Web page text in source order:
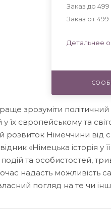
Заказ до 499
Заказ от 499
Детальнее
зрозуміти політичний
їх європейському та
розвиток Німеччини від
«Німецька історія у
та особистостей,
надасть можливість
погляд на те чи